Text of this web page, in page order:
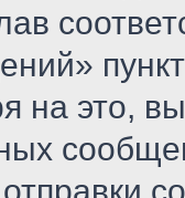
на это,